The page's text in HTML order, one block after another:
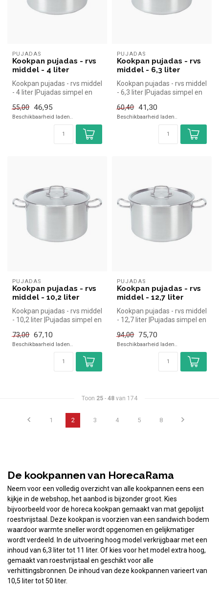
PUJADAS
Kookpan pujadas - rvs
middel - 4 liter
Kookpan pujadas - rvs middel
- 4 liter |Pujadas simpel en
55,00 46,95
Beschikbaarheid laden..
PUJADAS
Kookpan pujadas - rvs
middel - 6,3 liter
Kookpan pujadas - rvs middel
- 6,3 liter |Pujadas simpel en
60,40 41,30
Beschikbaarheid laden..
PUJADAS
Kookpan pujadas - rvs
middel - 10,2 liter
Kookpan pujadas - rvs middel
- 10,2 liter |Pujadas simpel en
73,00 67,10
Beschikbaarheid laden..
PUJADAS
Kookpan pujadas - rvs
middel - 12,7 liter
Kookpan pujadas - rvs middel
- 12,7 liter |Pujadas simpel en
94,00
75,70
Beschikbaarheid laden..
Toon 25 - 48 van 174
1 2 3 4 5 8
De kookpannen van HorecaRama
Neem voor een volledig overzicht van alle kookpannen eens een
kijkje in de webshop, het aanbod is bijzonder groot. Kies
bijvoorbeeld voor de horeca kookpan gemaakt van mat gepolijst
roestvrijstaal. Deze kookpan is voorzien van een sandwich bodem
waardoor warmte sneller wordt opgenomen en gelijkmatiger
wordt verdeeld. In de uitvoering hoog model verkrijgbaar met een
inhoud van 6,3 liter tot 11 liter. Of kies voor het model extra hoog,
gemaakt van roestvrijstaal en geschikt voor alle
verhittingsbronnen. De inhoud van deze kookpannen varieert van
10,5 liter tot 50 liter.